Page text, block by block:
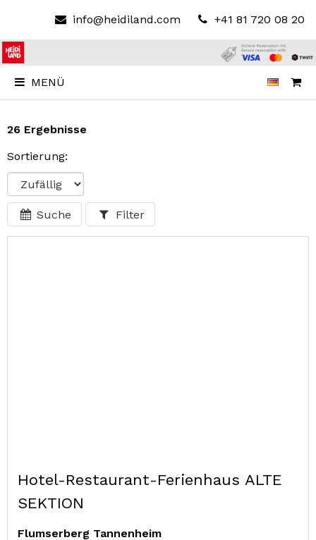
info@heidiland.com +41 81 720 08 20
MENÜ
26 Ergebnisse
Sortierung:
Suche Filter
Hotel-Restaurant-Ferienhaus ALTE
SEKTION
Flumserberg Tannenheim